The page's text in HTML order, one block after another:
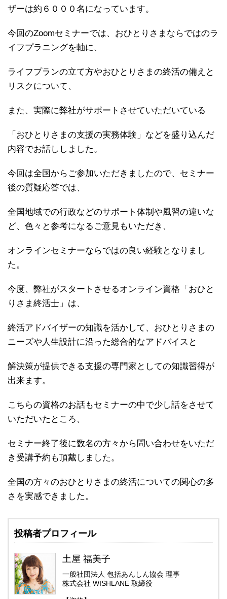
ザーは約６０００名になっています。
今回のZoomセミナーでは、 おひとりさまならではのラ
イフプラニングを軸に、
ライフプランの立て方やおひとりさまの終活の備えと
リスクについて、
また、 実際に弊社がサポートさせていただいている
「おひとりさまの支援の実務体験」などを盛り込んだ
内容でお話ししました。
今回は全国からご参加いただきましたので、 セミナー
後の質疑応答では、
全国地域での行政などのサポート体制や風習の違いな
ど、色々と参考になるご意見もいただき、
オンラインセミナーならではの良い経験となりまし
た。
今度、弊社がスタートさせるオンライン資格「 おひと
りさま終活士」は、
終活アドバイザーの知識を活かして、 おひとりさまの
ニーズや人生設計に沿った総合的なアドバイスと
解決策が提供できる支援の専門家としての知識習得が
出来ます。
こちらの資格のお話もセミナーの中で少し話をさせて
いただいたと ころ、
セミナー終了後に数名の方々から問い合わせをいただ
き受講予約も頂戴しました。
全国の方々のおひとりさまの終活についての関心の多
さを実感でき ました。
投稿者プロフィール
土屋 福美子
一般社団法人 包括あんしん協会 理事
株式会社 WISHLANE 取締役